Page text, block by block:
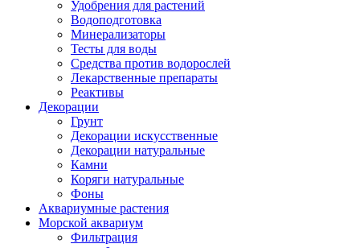
Удобрения для растений
Водоподготовка
Минерализаторы
Тесты для воды
Средства против водорослей
Лекарственные препараты
Реактивы
Декорации
Грунт
Декорации искусственные
Декорации натуральные
Камни
Коряги натуральные
Фоны
Аквариумные растения
Морской аквариум
Фильтрация